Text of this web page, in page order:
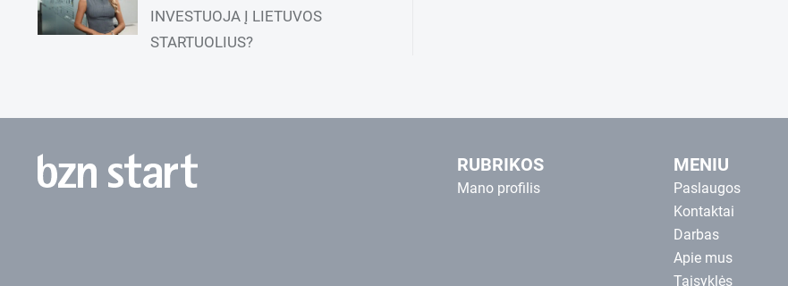
INVESTUOJA Į LIETUVOS
STARTUOLIUS?
RUBRIKOS
Mano profilis
MENIU
Paslaugos
Kontaktai
Darbas
Apie mus
Taisyklės